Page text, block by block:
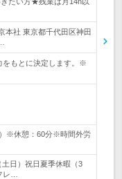
本社 東京都千代田区神田
をもとに決定します。※
※休憩：60分※時間外労
日）祝日夏季休暇（3
レ…